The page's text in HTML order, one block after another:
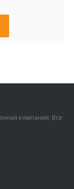
компания, Все